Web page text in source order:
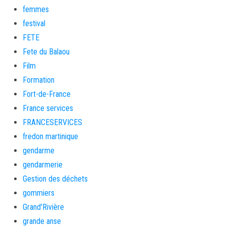
femmes
festival
FETE
Fete du Balaou
Film
Formation
Fort-de-France
France services
FRANCESERVICES
fredon martinique
gendarme
gendarmerie
Gestion des déchets
gommiers
Grand'Rivière
grande anse